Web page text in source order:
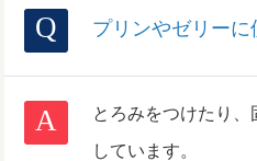
プリンやゼリーに
とろみをつけたり
しています。